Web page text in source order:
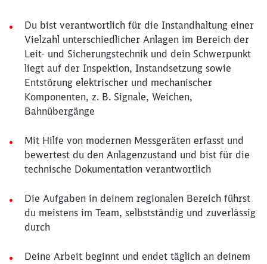
Du bist verantwortlich für die Instandhaltung einer
Vielzahl unterschiedlicher Anlagen im Bereich der
Leit- und Sicherungstechnik und dein Schwerpunkt
liegt auf der Inspektion, Instandsetzung sowie
Entstörung elektrischer und mechanischer
Komponenten, z. B. Signale, Weichen,
Bahnübergänge
Mit Hilfe von modernen Messgeräten erfasst und
bewertest du den Anlagenzustand und bist für die
technische Dokumentation verantwortlich
Die Aufgaben in deinem regionalen Bereich führst
du meistens im Team, selbstständig und zuverlässig
durch
Deine Arbeit beginnt und endet täglich an deinem